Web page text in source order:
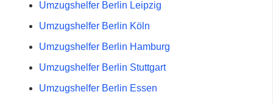
Umzugshelfer Berlin Leipzig
Umzugshelfer Berlin Köln
Umzugshelfer Berlin Hamburg
Umzugshelfer Berlin Stuttgart
Umzugshelfer Berlin Essen